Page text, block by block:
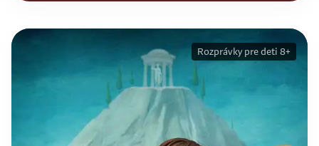
Rozprávky pre deti 8+